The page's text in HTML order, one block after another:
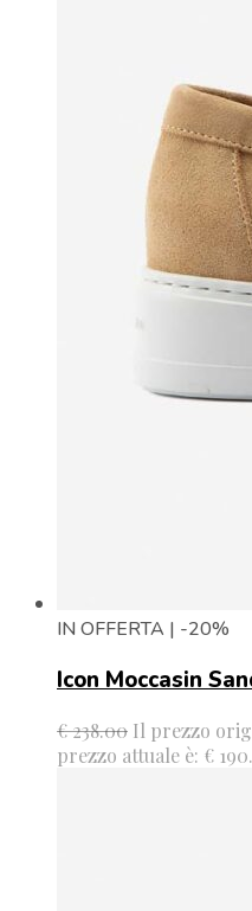
IN OFFERTA | -20%
Icon Moccasin
€238.00 Il prezzo
prezzo attuale è: €